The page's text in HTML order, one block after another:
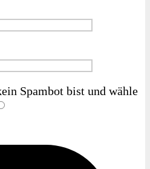
Spambot bist und wähle